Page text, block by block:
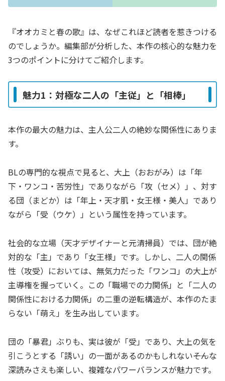
『オオカミと春の歌』は、なぜこれほど読者を惹きつける
のでしょうか。編集部が分析した、本作の核心的な魅力を
3つのポイントに分けてご紹介します。
魅力1：対極な二人の「主従」と「相棒」
本作の最大の魅力は、主人公二人の絶妙な関係性にありま
す。
BLの専門的な視点で見ると、大上（おおがみ）は「年
下・ワンコ・苦労性」でありながら「攻（セメ）」、対す
る団（まどか）は「年上・天才肌・女王様・美人」であり
ながら「受（ウケ）」という属性を持っています。
社会的な立場（天才デザイナーと元清掃員）では、団が絶
対的な「主」であり「女王様」です。しかし、二人の関係
性（攻受）においては、無気力だった「ワンコ」の大上が
主導権を握っていく。この「職場での力関係」と「二人の
関係性における力関係」の二重の逆転構造が、本作のたま
らない「萌え」を生み出しています。
団の「暴君」ぶりも、実は彼が「受」であり、大上の気を
引こうとする「誘い」の一面があるのかもしれない――そんな
深読みさえも楽しい、複雑なパワーバランスが魅力です。